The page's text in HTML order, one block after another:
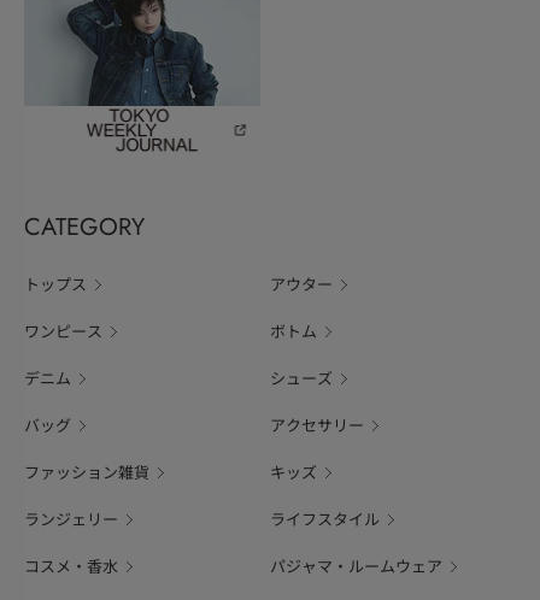
CATEGORY
トップス アウター
ワンピース ボトム
デニム シューズ
バッグ アクセサリー
ファッション雑貨 キッズ
ランジェリー ライフスタイル
コスメ・香水 パジャマ・ルームウェア